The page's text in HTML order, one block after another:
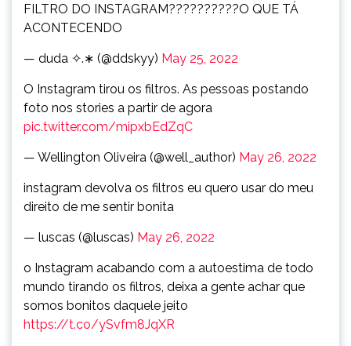
FILTRO DO INSTAGRAM??????????O QUE TÁ
ACONTECENDO
— duda ✧.∗ (@ddskyy) May 25, 2022
O Instagram tirou os filtros. As pessoas postando
foto nos stories a partir de agora
pic.twitter.com/mipxbEdZqC
— Wellington Oliveira (@well_author) May 26, 2022
instagram devolva os filtros eu quero usar do meu
direito de me sentir bonita
— luscas (@luscas) May 26, 2022
o Instagram acabando com a autoestima de todo
mundo tirando os filtros, deixa a gente achar que
somos bonitos daquele jeito
https://t.co/ySvfm8JqXR